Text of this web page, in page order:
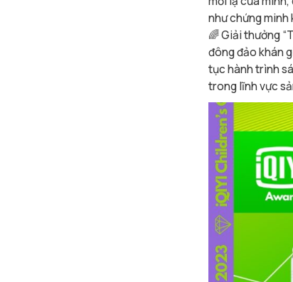
như chứng minh
🌈 Giải thưởng
đông đảo khán
tục hành trình
trong lĩnh vực